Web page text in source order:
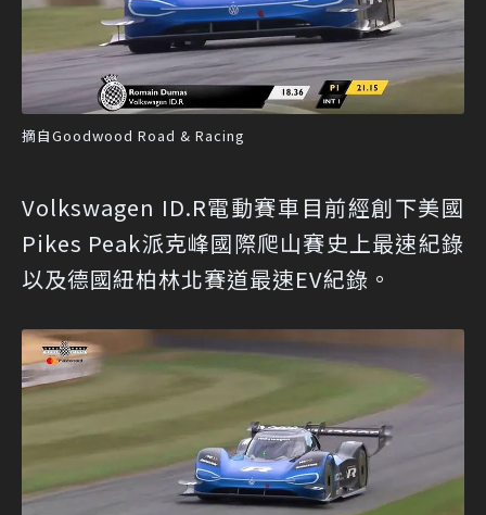
摘自Goodwood Road & Racing
Volkswagen ID.R電動賽車目前經創下美國
Pikes Peak派克峰國際爬山賽史上最速紀錄
以及德國紐柏林北賽道最速EV紀錄。